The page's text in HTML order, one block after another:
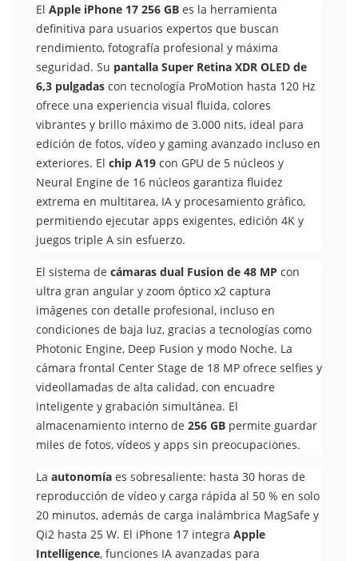
El Apple iPhone 17 256 GB es la herramienta
definitiva para usuarios expertos que buscan
rendimiento, fotografía profesional y máxima
seguridad. Su pantalla Super Retina XDR OLED de
6,3 pulgadas con tecnología ProMotion hasta 120 Hz
ofrece una experiencia visual fluida, colores
vibrantes y brillo máximo de 3.000 nits, ideal para
edición de fotos, vídeo y gaming avanzado incluso en
exteriores. El chip A19 con GPU de 5 núcleos y
Neural Engine de 16 núcleos garantiza fluidez
extrema en multitarea, IA y procesamiento gráfico,
permitiendo ejecutar apps exigentes, edición 4K y
juegos triple A sin esfuerzo.
El sistema de cámaras dual Fusion de 48 MP con
ultra gran angular y zoom óptico x2 captura
imágenes con detalle profesional, incluso en
condiciones de baja luz, gracias a tecnologías como
Photonic Engine, Deep Fusion y modo Noche. La
cámara frontal Center Stage de 18 MP ofrece selfies y
videollamadas de alta calidad, con encuadre
inteligente y grabación simultánea. El
almacenamiento interno de 256 GB permite guardar
miles de fotos, vídeos y apps sin preocupaciones.
La autonomía es sobresaliente: hasta 30 horas de
reproducción de vídeo y carga rápida al 50 % en solo
20 minutos, además de carga inalámbrica MagSafe y
Qi2 hasta 25 W. El iPhone 17 integra Apple
Intelligence, funciones IA avanzadas para